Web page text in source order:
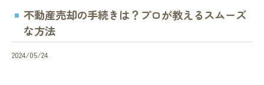
不動産売却の手続きは？プロが教えるスムーズ
な方法
2024/05/24